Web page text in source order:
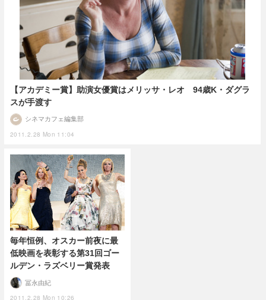
【アカデミー賞】助演女優賞はメリッサ・レオ 94歳K・ダグラ
スが手渡す
2011.2.28 Mon 11:04
シネマカフェ編集部
毎年恒例、オスカー前夜に最
低映画を表彰する第31回ゴー
ルデン・ラズベリー賞発表
2011.2.28 Mon 10:26
冨永由紀